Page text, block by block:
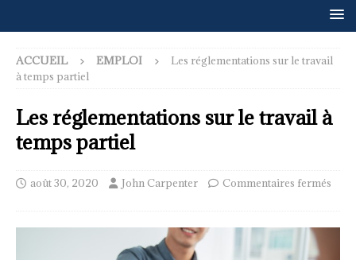
ACCUEIL EMPLOI
Les réglementations sur le travail
à temps partiel
Les réglementations sur le travail à
temps partiel
août 30, 2020 John Carpenter Commentaires fermés